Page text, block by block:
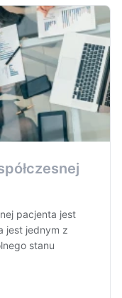
pacjenta jest
jest jednym z
stanu